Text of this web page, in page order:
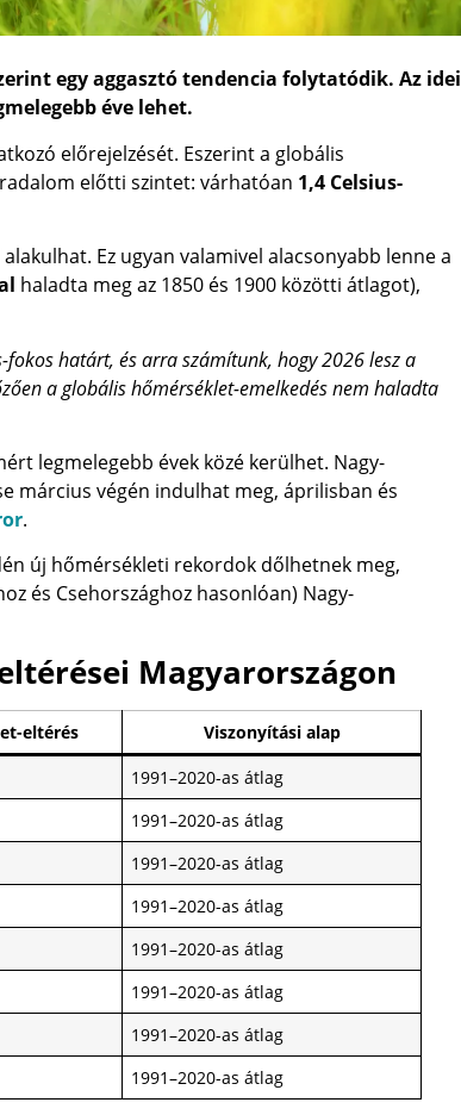
egy aggasztó tendencia folytatódik. Az idei
éve lehet.
előrejelzését. Eszerint a globális
előtti szintet: várhatóan 1,4 Celsius-
Ez ugyan valamivel alacsonyabb lenne a
haladta meg az 1850 és 1900 közötti átlagot),
fokos határt, és arra számítunk, hogy 2026 lesz a
a globális hőmérséklet-emelkedés nem haladta
legmelegebb évek közé kerülhet. Nagy-
március végén indulhat meg, áprilisban és
.
új hőmérsékleti rekordok dőlhetnek meg,
és Csehországhoz hasonlóan) Nagy-
Magyarországon
eltérés
Viszonyítási alap
1991–2020-as átlag
1991–2020-as átlag
1991–2020-as átlag
1991–2020-as átlag
1991–2020-as átlag
1991–2020-as átlag
1991–2020-as átlag
1991–2020-as átlag